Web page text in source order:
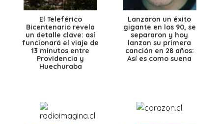
El Teleférico
Bicentenario revela
un detalle clave: así
funcionará el viaje de
13 minutos entre
Providencia y
Huechuraba
Lanzaron un éxito
gigante en los 90, se
separaron y hoy
lanzan su primera
canción en 28 años:
Así es como suena